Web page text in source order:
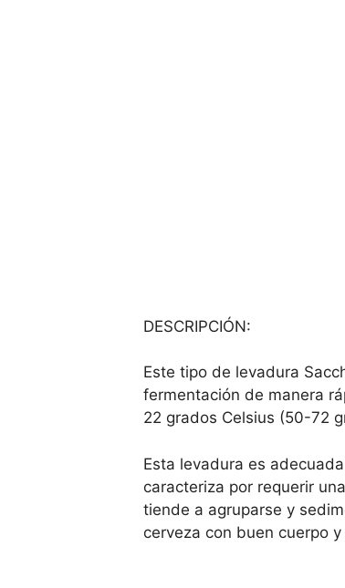
DESCRIPCIÓN:
Este tipo de levadura
fermentación de manera
22 grados Celsius (50-72
Esta levadura es
caracteriza por requerir
tiende a agruparse y
cerveza con buen cuerpo